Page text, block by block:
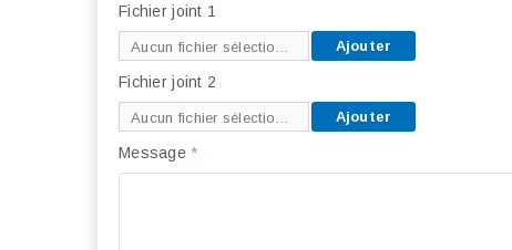
Fichier joint 1
Aucun fichier sélectionné Ajouter
Fichier joint 2
Aucun fichier sélectionné Ajouter
Message *